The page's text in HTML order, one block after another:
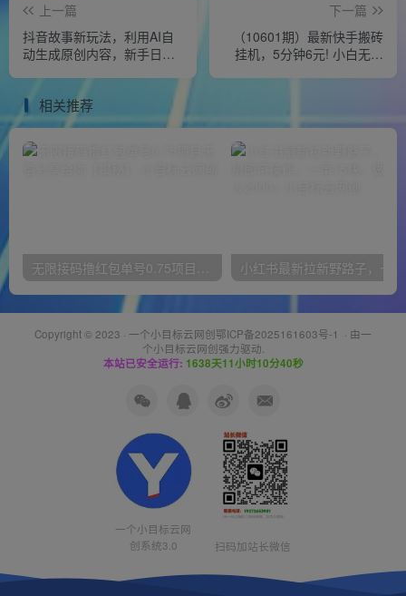
上一篇
抖音故事新玩法，利用AI自
动生成原创内容，新手日入
下一篇
（10601期）最新快手搬砖
挂机，5分钟6元! 小白无脑
相关推荐
无限接码撸红包单号0.75项目无偿分享给你【揭秘】
Copyright © 2023 · 一个小目标云网创鄂ICP备2025161603号-1 · 由一
个小目标云网创强力驱动.
本站已安全运行: 1638天11小时10分40秒
一个小目标云网
创系统3.0
扫码加站长微信